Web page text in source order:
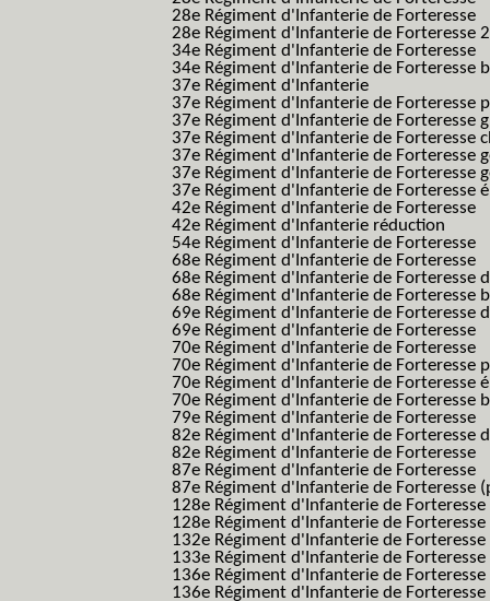
28e Régiment d'Infanterie de Forteresse
28e Régiment d'Infanterie de Forteresse
34e Régiment d'Infanterie de Forteresse
34e Régiment d'Infanterie de Forteresse
37e Régiment d'Infanterie
37e Régiment d'Infanterie de Forteresse
37e Régiment d'Infanterie de Forteresse
37e Régiment d'Infanterie de Forteresse
37e Régiment d'Infanterie de Forteresse
37e Régiment d'Infanterie de Forteresse
37e Régiment d'Infanterie de Forteresse
42e Régiment d'Infanterie de Forteresse
42e Régiment d'Infanterie réduction
54e Régiment d'Infanterie de Forteresse
68e Régiment d'Infanterie de Forteresse
68e Régiment d'Infanterie de Forteresse
68e Régiment d'Infanterie de Forteresse
69e Régiment d'Infanterie de Forteresse
69e Régiment d'Infanterie de Forteresse
70e Régiment d'Infanterie de Forteresse
70e Régiment d'Infanterie de Forteresse
70e Régiment d'Infanterie de Forteresse
70e Régiment d'Infanterie de Forteresse
79e Régiment d'Infanterie de Forteresse
82e Régiment d'Infanterie de Forteresse
82e Régiment d'Infanterie de Forteresse
87e Régiment d'Infanterie de Forteresse
87e Régiment d'Infanterie de Forteresse
128e Régiment d'Infanterie de Forteresse
128e Régiment d'Infanterie de
132e Régiment d'Infanterie de Forteresse
133e Régiment d'Infanterie de Forteresse
136e Régiment d'Infanterie de Forteresse
136e Régiment d'Infanterie de